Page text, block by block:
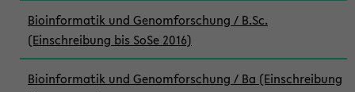
Bioinformatik und Genomforschung / B.Sc.
(Einschreibung bis SoSe 2016)
Bioinformatik und Genomforschung / Ba (Einschreibung